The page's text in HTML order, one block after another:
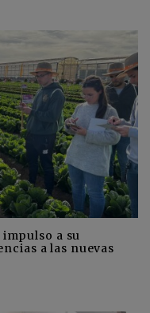
a su
a las nuevas